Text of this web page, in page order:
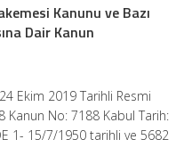
Kanunu ve Bazı
Dair Kanun
Ekim 2019 Tarihli Resmi
Kanun No: 7188 Kabul Tarih:
1- 15/7/1950 tarihli ve 5682